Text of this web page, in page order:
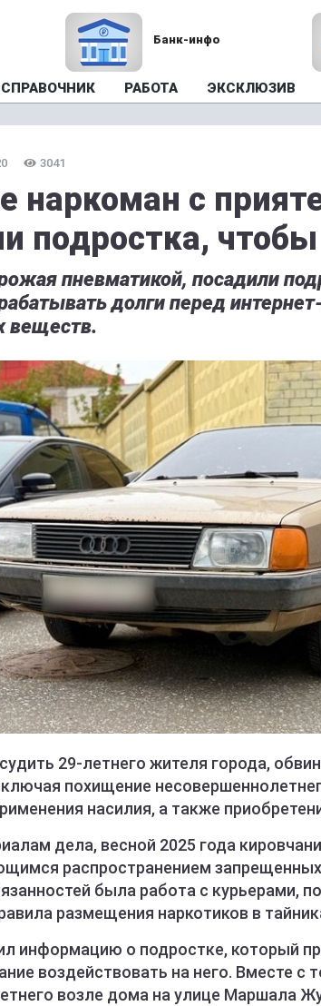
Банк-инфо
РАБОТА ЭКСКЛЮЗИВ
3041
наркоман с
подростка,
пневматикой, посадили
долги перед
веществ.
29-летнего жителя города,
похищение
насилия, а также
дела, весной 2025 года
распространением запрещенных
была работа с курьерами,
размещения наркотиков в
информацию о подростке, который
воздействовать на него. Вместе
возле дома на улице Маршала